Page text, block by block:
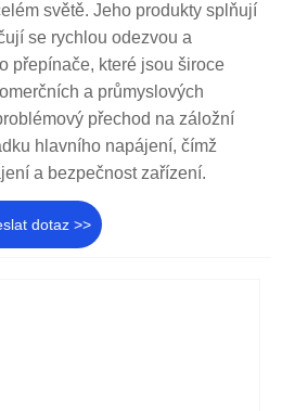
světě. Jeho produkty splňují
se rychlou odezvou a
přepínače, které jsou široce
a průmyslových
přechod na záložní
hlavního napájení, čímž
a bezpečnost zařízení.
dotaz >>